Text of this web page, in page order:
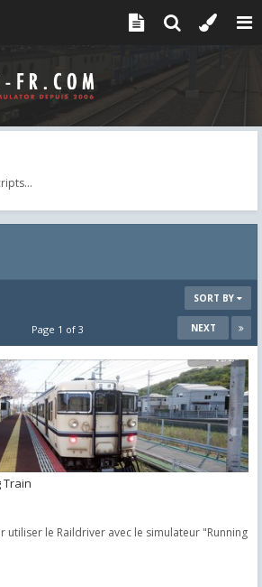
SORT BY
NEXT
Page 1 of 3
utiliser le Raildriver avec le simulateur "Running